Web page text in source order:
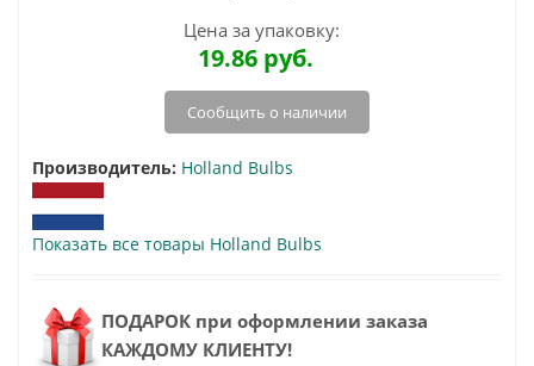
Цена за упаковку:
19.86руб.
Сообщить о наличии
Производитель: Holland Bulbs
Показать все товары Holland Bulbs
ПОДАРОК при оформлении заказа
КАЖДОМУ КЛИЕНТУ!